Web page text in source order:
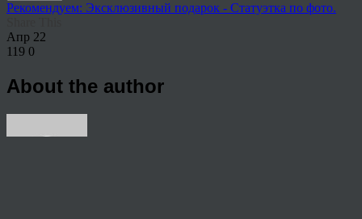
Рекомендуем: Эксклюзивный подарок - Статуэтка по фото.
Апр 22
119 0
About the author